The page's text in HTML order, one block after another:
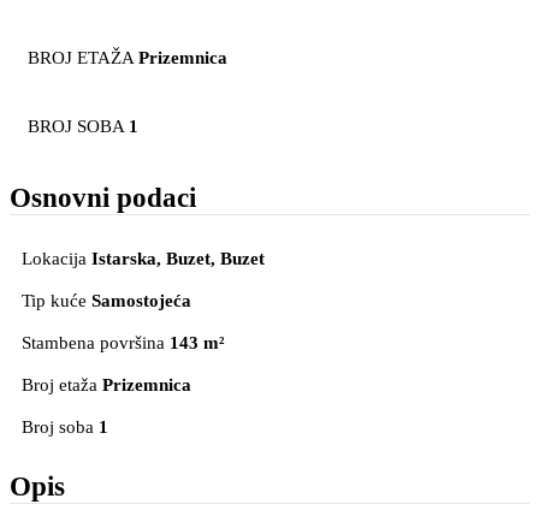
BROJ ETAŽA Prizemnica
BROJ SOBA 1
Osnovni podaci
Lokacija Istarska, Buzet, Buzet
Tip kuće Samostojeća
Stambena površina 143 m²
Broj etaža Prizemnica
Broj soba 1
Opis